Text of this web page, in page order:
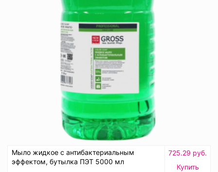
Мыло жидкое с антибактериальным
эффектом, бутылка ПЭТ 5000 мл
725.29 руб.
Купить